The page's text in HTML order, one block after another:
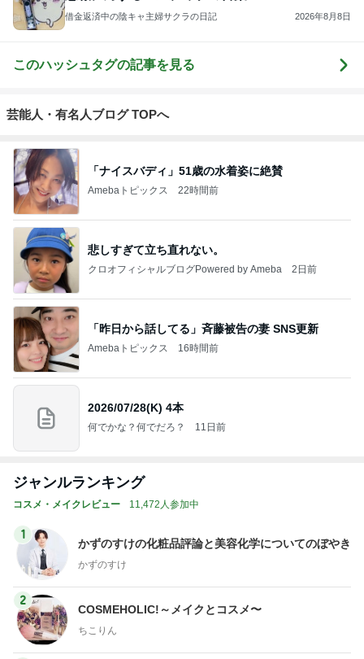
借金返済中の陰キャ主婦サクラの日記 2026年8月8日
このハッシュタグの記事を見る
芸能人・有名人ブログ TOPへ
「ナイスバディ」51歳の水着姿に絶賛
Amebaトピックス 22時間前
悲しすぎて立ち直れない。
クロオフィシャルブログPowered by Ameba 2日前
「昨日から話してる」斉藤被告の妻 SNS更新
Amebaトピックス 16時間前
2026/07/28(K) 4本
何でかな？何でだろ？ 11日前
ジャンルランキング
コスメ・メイクレビュー 11,472人参加中
1
かずのすけの化粧品評論と美容化学についてのぼやき
かずのすけ
2
COSMEHOLIC!～メイクとコスメ〜
ちこりん